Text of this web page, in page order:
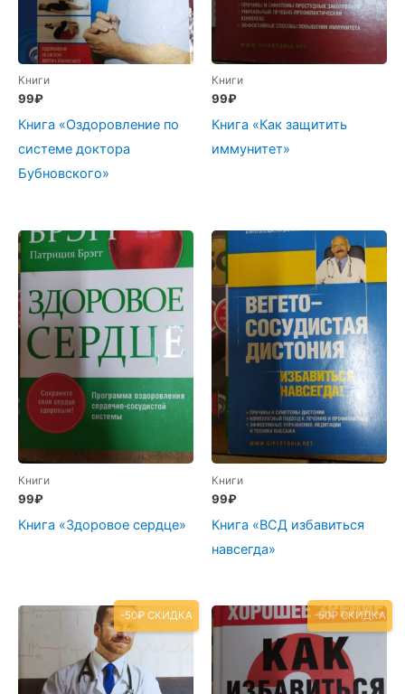
Книги
99₽
Книга «Оздоровление по
системе доктора
Бубновского»
Книги
99₽
Книга «Как защитить
иммунитет»
Книги
99₽
Книга «Здоровое сердце»
Книги
99₽
Книга «ВСД избавиться
навсегда»
-50₽ СКИДКА -50₽ СКИДКА